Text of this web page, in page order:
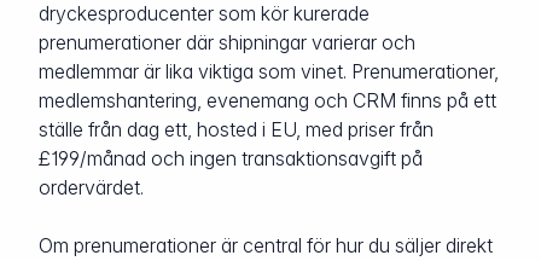
dryckesproducenter som kör kurerade
prenumerationer där shipningar varierar och
medlemmar är lika viktiga som vinet. Prenumerationer,
medlemshantering, evenemang och CRM finns på ett
ställe från dag ett, hosted i EU, med priser från
£199/månad och ingen transaktionsavgift på
ordervärdet.
Om prenumerationer är central för hur du säljer direkt